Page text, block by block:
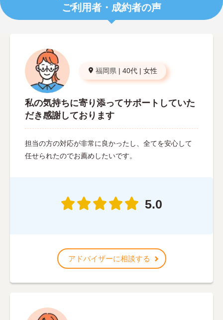
ご利用者・成約者の声
福岡県 | 40代 | 女性
私の気持ちに寄り添ってサポートしていた
だき感謝しております
担当の方の対応が非常に良かったし、全てを安心して
任せられたのでお薦めしたいです。
5.0
アドバイザーに相談する